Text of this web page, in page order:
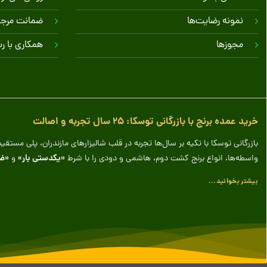
نمونه رضایت‌ها
مجوزها
ضمانت
همکاری با
خرید عمده برنج با بازرگانی توسکا: ۲۵ سال تجربه و اصالت
بازرگانی توسکا با تکیه بر سال‌ها تجربه در قلب شالیزارهای مازندران،
واسطه‌ها، انواع برنج کشت دوم، هاشمی و دودی را با شرط «یکدستی بار»و
بیشتر بخوانید...